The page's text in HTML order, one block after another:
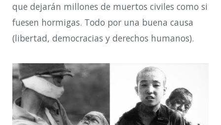
que dejarán millones de muertos civiles como si
fuesen hormigas. Todo por una buena causa
(libertad, democracias y derechos humanos).